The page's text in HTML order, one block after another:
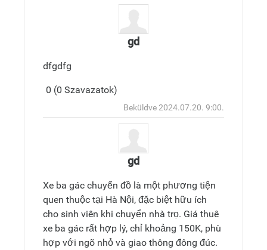
gd
dfgdfg
0 (0 Szavazatok)
küldése
Beküldve 2024.07.20. 9:00.
gd
Xe ba gác chuyển đồ là một phương tiện
quen thuộc tại Hà Nội, đặc biệt hữu ích
cho sinh viên khi chuyển nhà trọ. Giá thuê
xe ba gác rất hợp lý, chỉ khoảng 150K, phù
hợp với ngõ nhỏ và giao thông đông đúc.